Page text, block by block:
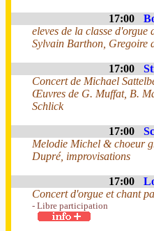
17:00
eleves de la classe
Sylvain Barthon, Gregoire
17:00
Concert de Michael
Œuvres de G. Muffat, B.
Schlick
17:00
Melodie Michel & choeur
Dupré, improvisations
17:00
Concert d'orgue et chant
- Libre participation